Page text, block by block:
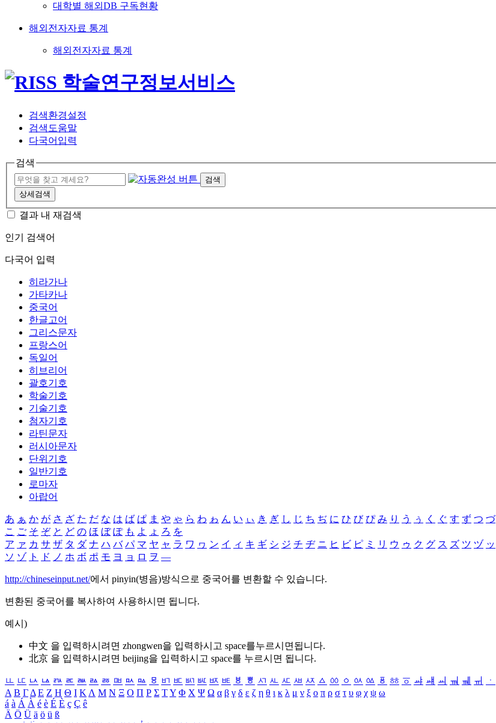
대학별 해외DB 구독현황
해외전자자료 통계
해외전자자료 통계
검색환경설정
검색도움말
다국어입력
검색
검색
상세검색
결과 내 재검색
인기 검색어
다국어 입력
히라가나
가타카나
중국어
한글고어
그리스문자
프랑스어
독일어
히브리어
괄호기호
학술기호
기술기호
첨자기호
라틴문자
러시아문자
단위기호
일반기호
로마자
아랍어
あ ぁ か が さ ざ た だ な は ば ぱ ま や ゃ ら わ ゎ ん い ぃ き ぎ し じ ち ぢ に ひ び ぴ み り う ぅ く ぐ す ず つ づ
こ ご そ ぞ と ど の ほ ぼ ぽ も よ ょ ろ を
ア ァ カ サ ザ タ ダ ナ ハ バ パ マ ヤ ャ ラ ワ ヮ ン イ ィ キ ギ シ ジ チ ヂ ニ ヒ ビ ピ ミ リ ウ ゥ ク グ ス ズ ツ ヅ ッ
ソ ゾ ト ド ノ ホ ボ ポ モ ヨ ョ ロ ヲ ―
http://chineseinput.net/에서 pinyin(병음)방식으로 중국어를 변환할 수 있습니다.
변환된 중국어를 복사하여 사용하시면 됩니다.
예시)
中文 을 입력하시려면 zhongwen을 입력하시고 space를누르시면됩니다.
北京 을 입력하시려면 beijing을 입력하시고 space를 누르시면 됩니다.
ㅥ ㅦ ㅧ ㅨ ㅩ ㅪ ㅫ ㅬ ㅭ ㅮ ㅯ ㅰ ㅱ ㅲ ㅳ ㅴ ㅵ ㅶ ㅷ ㅸ ㅹ ㅺ ㅻ ㅼ ㅽ ㅾ ㅿ ㆀ ㆁ ㆂ ㆃ ㆄ ㆅ ㆆ ㆇ ㆈ ㆉ ㆊ ㆋ ㆌ ㆍ
Α Β ΓΔ Ε Ζ Η Θ Ι ΚΛ Μ Ν Ξ Ο Π Ρ Σ ΤΥ Φ Χ Ψ Ω α β γ δ ε ζ η θ ι κ λ μ ν ξ ο π ρ σ τ υ φ χ ψ ω
á à Á À é è É È ç Ç ê
Ä Ö Ü ä ö ü ß